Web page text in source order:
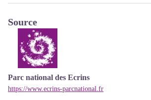
Source
Parc national des Ecrins
https://www.ecrins-parcnational.fr